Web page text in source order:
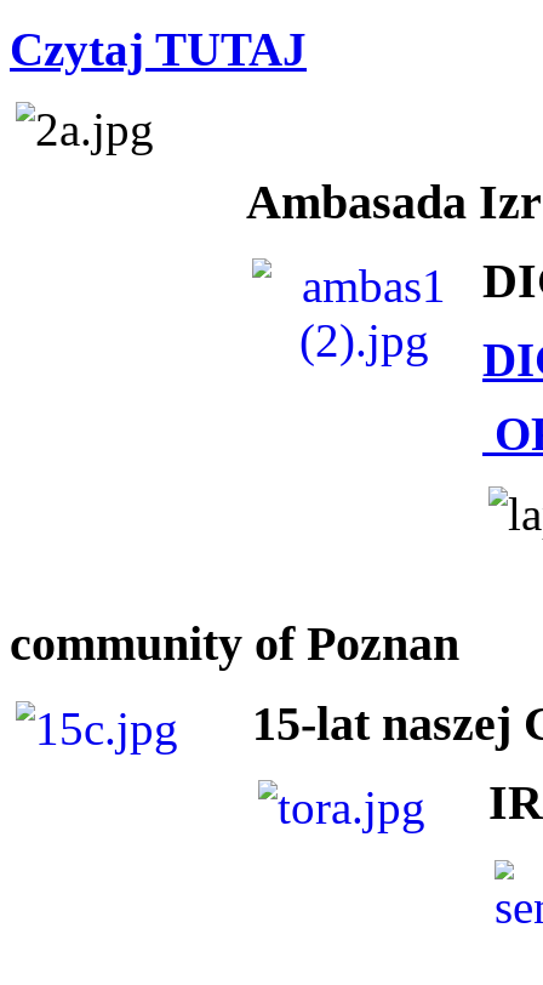
Czytaj TUTAJ
Ambasada
community of Poznan
15-lat naszej